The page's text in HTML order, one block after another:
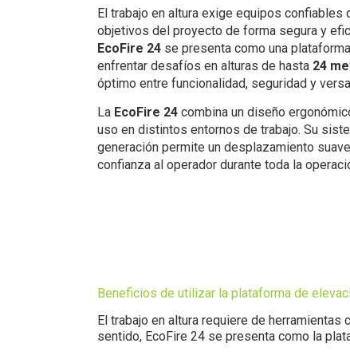
El trabajo en altura exige equipos confiables
objetivos del proyecto de forma segura y
EcoFire 24 se presenta como una
enfrentar desafíos en alturas de hasta 24
óptimo entre funcionalidad, seguridad y
La EcoFire 24 combina un diseño
uso en distintos entornos de trabajo. Su
generación permite un desplazamiento
confianza al operador durante toda la
Beneficios de utilizar la plataforma de
El trabajo en altura requiere de
sentido, EcoFire 24 se presenta como la